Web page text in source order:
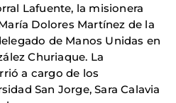
Lafuente, la misionera
Dolores Martínez de la
de Manos Unidas en
Churiaque. La
a cargo de los
San Jorge, Sara Calavia